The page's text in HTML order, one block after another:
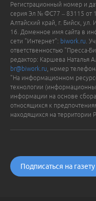
Регистрационный номер и
серия Эл № ФС77 – 83115 от
Алтайский край, г. Бийск,
16. Доменное имя сайта в
сети "Интернет": biwork.ru .
ответственностью "Пресса-
редактор: Каршева Наталья
br@biwork.ru , номер
"На информационном
технологии
информации на основе
относящихся к
находящихся на территории
Подписаться на газету